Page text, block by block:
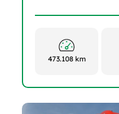
473.108 km